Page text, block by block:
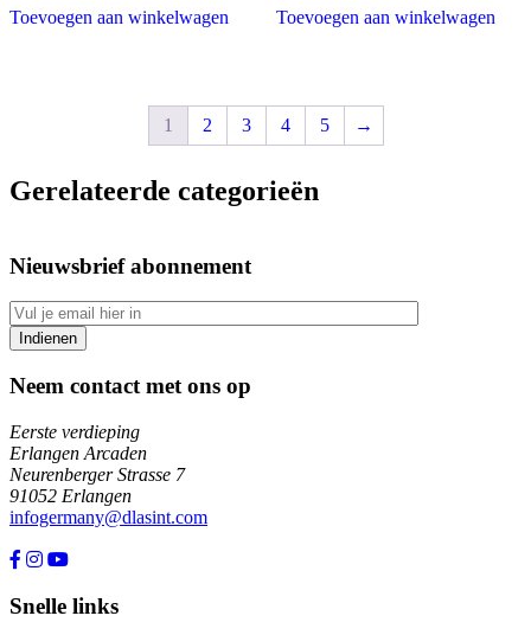
Toevoegen aan winkelwagen Toevoegen aan winkelwagen
1 2 3 4 5 →
Gerelateerde categorieën
Nieuwsbrief abonnement
Neem contact met ons op
Eerste verdieping
Erlangen Arcaden
Neurenberger Strasse 7
91052 Erlangen
infogermany@dlasint.com
Snelle links